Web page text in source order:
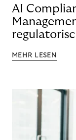
AI
MEHR LESEN